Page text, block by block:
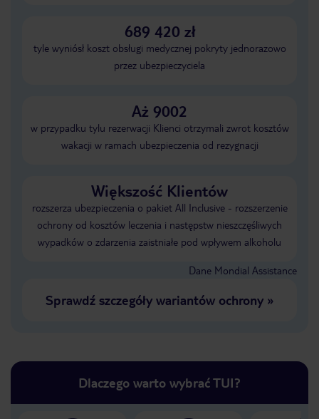
689 420 zł
tyle wyniósł koszt obsługi medycznej pokryty jednorazowo
przez ubezpieczyciela
Aż 9002
w przypadku tylu rezerwacji Klienci otrzymali zwrot kosztów
wakacji w ramach ubezpieczenia od rezygnacji
Większość Klientów
rozszerza ubezpieczenia o pakiet All Inclusive - rozszerzenie
ochrony od kosztów leczenia i następstw nieszczęśliwych
wypadków o zdarzenia zaistniałe pod wpływem alkoholu
Dane Mondial Assistance
Sprawdź szczegóły wariantów ochrony»
Dlaczego warto wybrać TUI?